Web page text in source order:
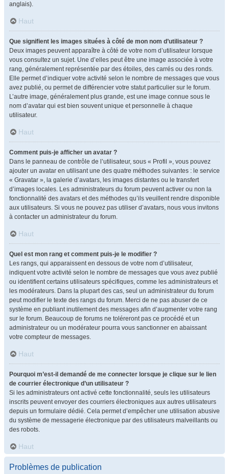
anglais).
Haut
Que signifient les images situées à côté de mon nom d’utilisateur ?
Deux images peuvent apparaître à côté de votre nom d’utilisateur lorsque
vous consultez un sujet. Une d’elles peut être une image associée à votre
rang, généralement représentée par des étoiles, des carrés ou des ronds.
Elle permet d’indiquer votre activité selon le nombre de messages que vous
avez publié, ou permet de différencier votre statut particulier sur le forum.
L’autre image, généralement plus grande, est une image connue sous le
nom d’avatar qui est bien souvent unique et personnelle à chaque
utilisateur.
Haut
Comment puis-je afficher un avatar ?
Dans le panneau de contrôle de l’utilisateur, sous « Profil », vous pouvez
ajouter un avatar en utilisant une des quatre méthodes suivantes : le service
« Gravatar », la galerie d’avatars, les images distantes ou le transfert
d’images locales. Les administrateurs du forum peuvent activer ou non la
fonctionnalité des avatars et des méthodes qu’ils veuillent rendre disponible
aux utilisateurs. Si vous ne pouvez pas utiliser d’avatars, nous vous invitons
à contacter un administrateur du forum.
Haut
Quel est mon rang et comment puis-je le modifier ?
Les rangs, qui apparaissent en dessous de votre nom d’utilisateur,
indiquent votre activité selon le nombre de messages que vous avez publié
ou identifient certains utilisateurs spécifiques, comme les administrateurs et
les modérateurs. Dans la plupart des cas, seul un administrateur du forum
peut modifier le texte des rangs du forum. Merci de ne pas abuser de ce
système en publiant inutilement des messages afin d’augmenter votre rang
sur le forum. Beaucoup de forums ne toléreront pas ce procédé et un
administrateur ou un modérateur pourra vous sanctionner en abaissant
votre compteur de messages.
Haut
Pourquoi m’est-il demandé de me connecter lorsque je clique sur le lien
de courrier électronique d’un utilisateur ?
Si les administrateurs ont activé cette fonctionnalité, seuls les utilisateurs
inscrits peuvent envoyer des courriers électroniques aux autres utilisateurs
depuis un formulaire dédié. Cela permet d’empêcher une utilisation abusive
du système de messagerie électronique par des utilisateurs malveillants ou
des robots.
Haut
Problèmes de publication